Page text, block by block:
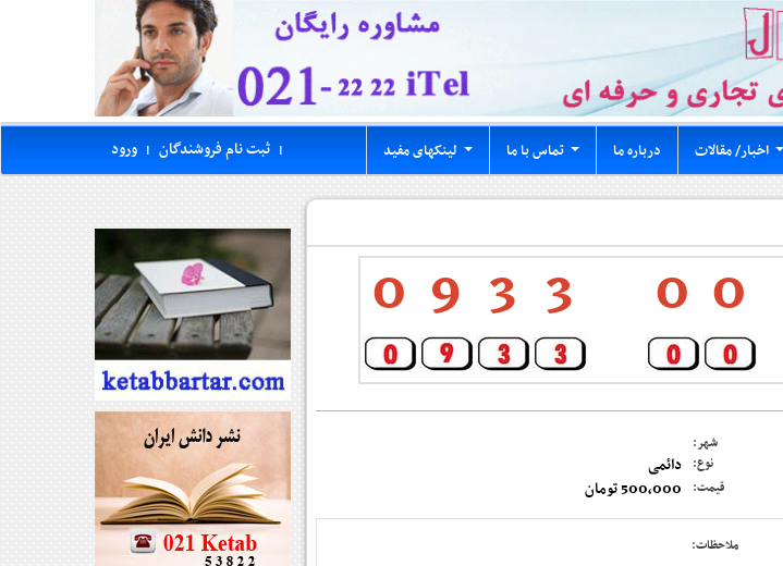
ورود | ثبت نام فروشندگان | لینکهای مفید تماس با ما درباره ما اخبار/ مقالات
0 9 3 3 0 0
شهر:
نوع: دائمی
قیمت: 500,000 تومان
ملاحظات: